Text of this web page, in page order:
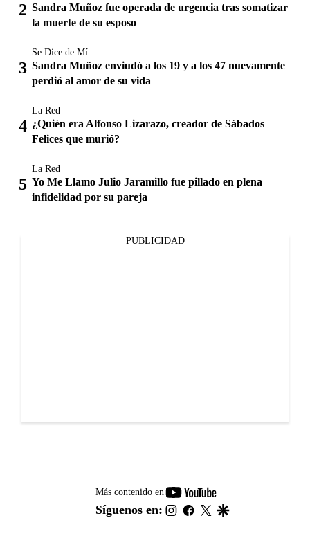
Sandra Muñoz fue operada de urgencia tras somatizar
la muerte de su esposo
Se Dice de Mí
Sandra Muñoz enviudó a los 19 y a los 47 nuevamente
perdió al amor de su vida
La Red
¿Quién era Alfonso Lizarazo, creador de Sábados
Felices que murió?
La Red
Yo Me Llamo Julio Jaramillo fue pillado en plena
infidelidad por su pareja
PUBLICIDAD
Más contenido en
youtube-
footer
Síguenos en: instagram
facebook
twitter